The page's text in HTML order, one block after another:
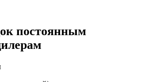
постоянным